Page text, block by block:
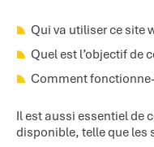
Qui va utiliser ce site
Quel est l’objectif de
Comment
Il est aussi essentiel de
disponible, telle que les